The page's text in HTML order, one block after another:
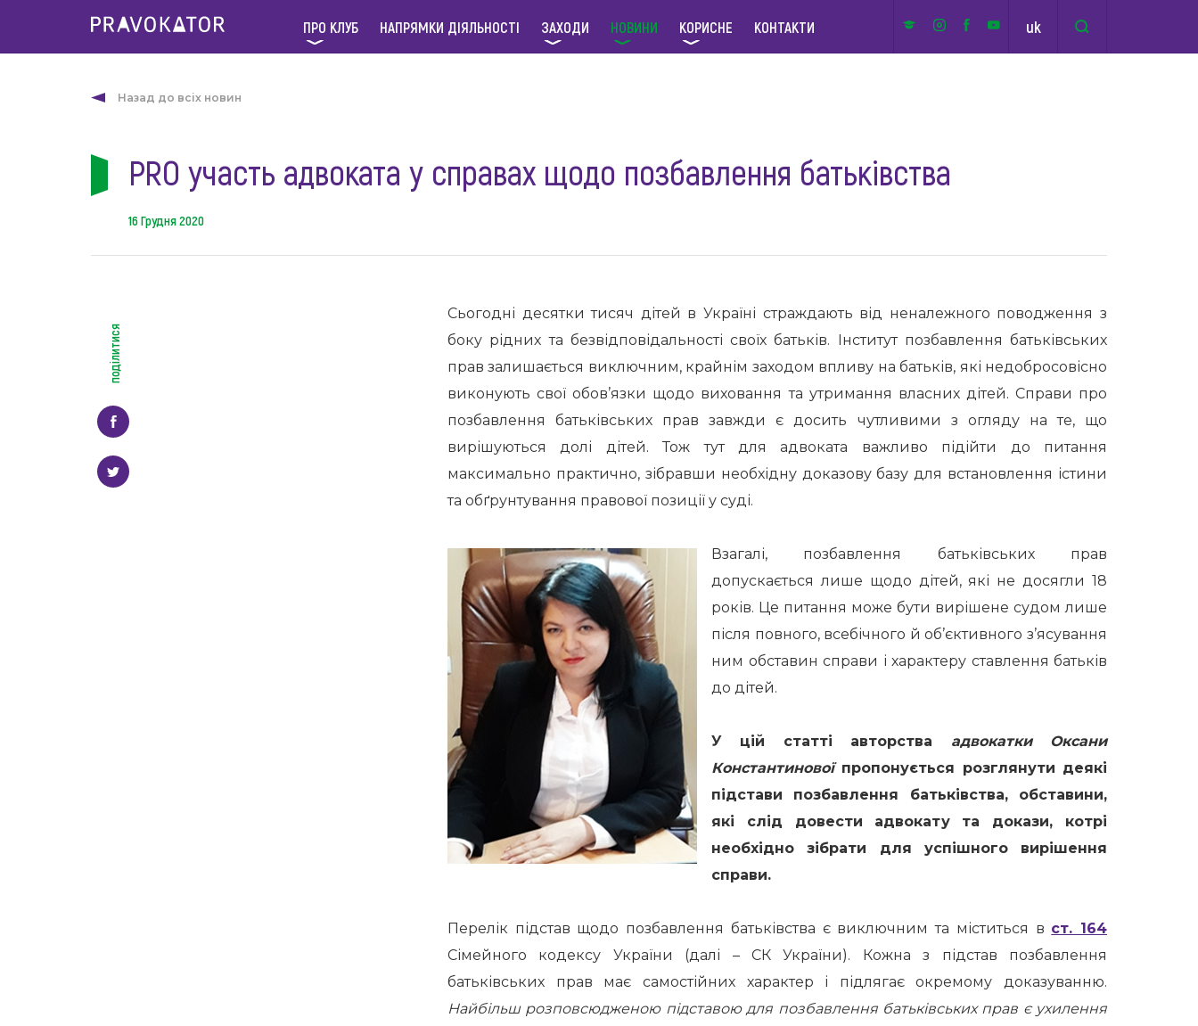
ПРО КЛУБ НАПРЯМКИ ДІЯЛЬНОСТІ ЗАХОДИ НОВИНИ КОРИСНЕ КОНТАКТИ uk
Назад до всіх новин
PRO участь адвоката у справах щодо позбавлення батьківства
16 Грудня 2020
поділитися
Сьогодні десятки тисяч дітей в Україні страждають від неналежного поводження з
боку рідних та безвідповідальності своїх батьків. Інститут позбавлення батьківських
прав залишається виключним, крайнім заходом впливу на батьків, які недобросовісно
виконують свої обов’язки щодо виховання та утримання власних дітей. Справи про
позбавлення батьківських прав завжди є досить чутливими з огляду на те, що
вирішуються долі дітей. Тож тут для адвоката важливо підійти до питання
максимально практично, зібравши необхідну доказову базу для встановлення істини
та обґрунтування правової позиції у суді.
Взагалі, позбавлення батьківських прав
допускається лише щодо дітей, які не досягли 18
років. Це питання може бути вирішене судом лише
після повного, всебічного й об’єктивного з’ясування
ним обставин справи і характеру ставлення батьків
до дітей.
У цій статті авторства адвокатки Оксани
Константиновоїпропонується розглянути деякі
підстави позбавлення батьківства, обставини,
які слід довести адвокату та докази, котрі
необхідно зібрати для успішного вирішення
справи.
Перелік підстав щодо позбавлення батьківства є виключним та міститься в ст. 164
Сімейного кодексу України (далі – СК України). Кожна з підстав позбавлення
батьківських прав має самостійних характер і підлягає окремому доказуванню.
Найбільш розповсюдженою підставою для позбавлення батьківських прав є ухилення